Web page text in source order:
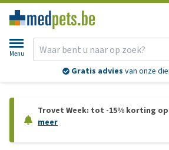
Menu
Gratis advies van onze
Trovet Week: tot -15% korting
meer